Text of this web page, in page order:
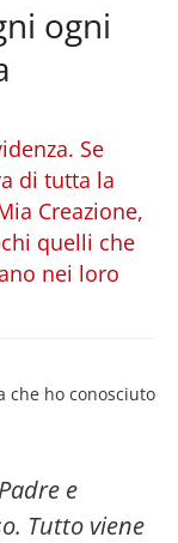
ogni
Se
di tutta la
Creazione,
quelli che
nei loro
che ho conosciuto
e
Tutto viene